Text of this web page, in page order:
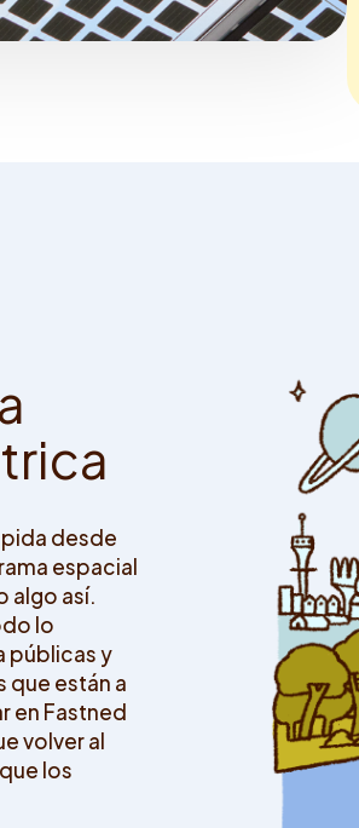
trica
desde
espacial
algo así.
lo
públicas y
están a
en Fastned
volver al
los